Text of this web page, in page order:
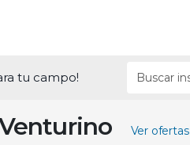
tu campo!
Ver ofertas